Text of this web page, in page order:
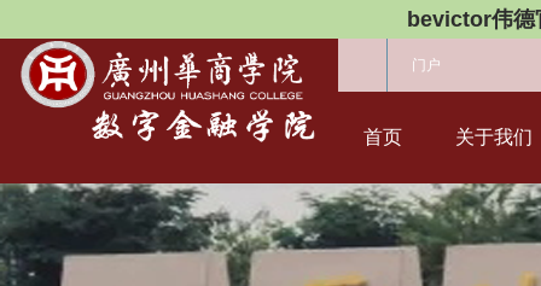
bevictor伟德
门户
首页 关于我们